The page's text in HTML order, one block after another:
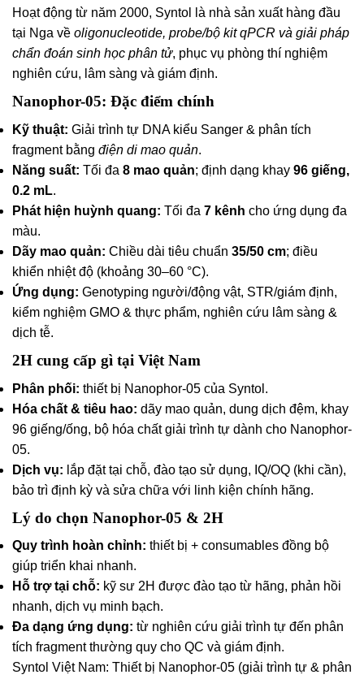
Hoạt động từ năm 2000, Syntol là nhà sản xuất hàng đầu
tại Nga về oligonucleotide, probe/bộ kit qPCR và giải pháp
chẩn đoán sinh học phân tử, phục vụ phòng thí nghiệm
nghiên cứu, lâm sàng và giám định.
Nanophor-05: Đặc điểm chính
Kỹ thuật: Giải trình tự DNA kiểu Sanger & phân tích
fragment bằng điện di mao quản.
Năng suất: Tối đa 8 mao quản; định dạng khay 96 giếng,
0.2 mL.
Phát hiện huỳnh quang: Tối đa 7 kênh cho ứng dụng đa
màu.
Dãy mao quản: Chiều dài tiêu chuẩn 35/50 cm; điều
khiển nhiệt độ (khoảng 30–60 °C).
Ứng dụng: Genotyping người/động vật, STR/giám định,
kiểm nghiệm GMO & thực phẩm, nghiên cứu lâm sàng &
dịch tễ.
2H cung cấp gì tại Việt Nam
Phân phối: thiết bị Nanophor-05 của Syntol.
Hóa chất & tiêu hao: dãy mao quản, dung dịch đệm, khay
96 giếng/ống, bộ hóa chất giải trình tự dành cho Nanophor-
05.
Dịch vụ: lắp đặt tại chỗ, đào tạo sử dụng, IQ/OQ (khi cần),
bảo trì định kỳ và sửa chữa với linh kiện chính hãng.
Lý do chọn Nanophor-05 & 2H
Quy trình hoàn chỉnh: thiết bị + consumables đồng bộ
giúp triển khai nhanh.
Hỗ trợ tại chỗ: kỹ sư 2H được đào tạo từ hãng, phản hồi
nhanh, dịch vụ minh bạch.
Đa dạng ứng dụng: từ nghiên cứu giải trình tự đến phân
tích fragment thường quy cho QC và giám định.
Syntol Việt Nam: Thiết bị Nanophor-05 (giải trình tự & phân